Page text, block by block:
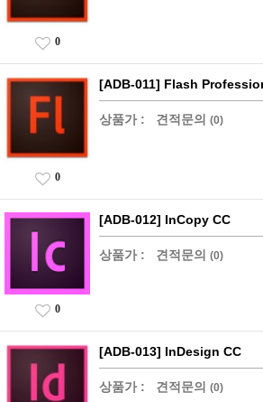
0
[ADB-011] Flash
상품가 : 견적문의 (0)
0
[ADB-012] InCopy CC
상품가 : 견적문의 (0)
0
[ADB-013] InDesign CC
상품가 : 견적문의 (0)